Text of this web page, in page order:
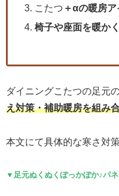
こたつ ＋αの暖房
椅子や座面を暖か
ダイニングこたつの足元
え対策・補助暖房を組み
本文にて具体的な寒さ対
▼足元ぬくぬくぽっかぽか♪パ